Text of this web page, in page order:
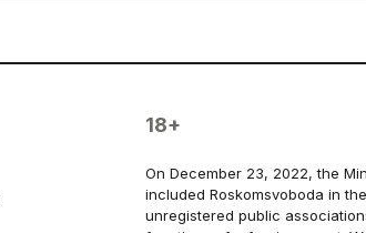
18+
On December 23, 2022, the
included Roskomsvoboda in
unregistered public